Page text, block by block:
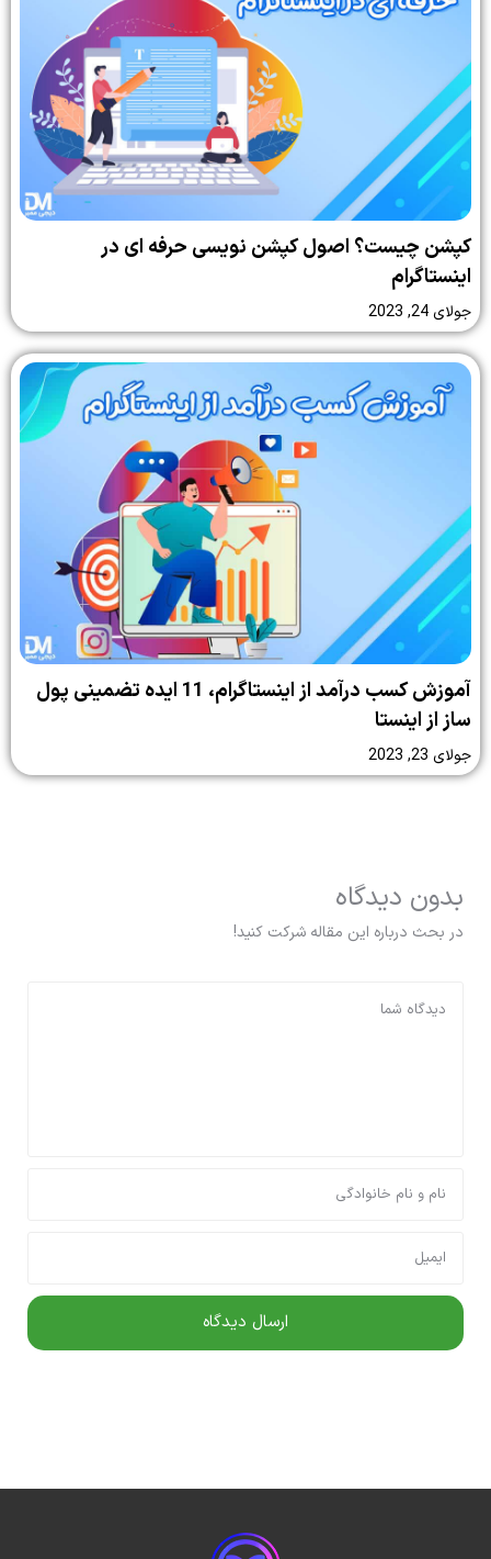
کپشن چیست؟ اصول کپشن نویسی حرفه ای در
اینستاگرام
جولای 24, 2023
آموزش کسب درآمد از اینستاگرام، 11 ایده تضمینی پول
ساز از اینستا
جولای 23, 2023
بدون دیدگاه
در بحث درباره این مقاله شرکت کنید!